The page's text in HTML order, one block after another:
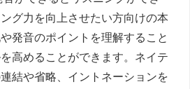
グ力を向上させたい方向けの本
発音のポイントを理解すること
高めることができます。ネイテ
結や省略、イントネーションを